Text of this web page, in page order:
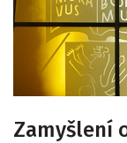
Zamyšlení